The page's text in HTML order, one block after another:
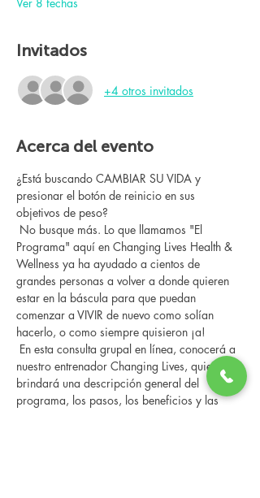
Invitados
+4 otros invitados
Acerca del evento
¿Está buscando CAMBIAR SU VIDA y
presionar el botón de reinicio en sus
objetivos de peso?
Programa" aquí en Changing Lives Health &
Wellness ya ha ayudado a cientos de
grandes personas a volver a donde quieren
estar en la báscula para que puedan
comenzar a VIVIR de nuevo como solían
hacerlo, o como siempre quisieron ¡a!
nuestro entrenador Changing Lives, quien le
brindará una descripción general del
programa, los pasos, los beneficios y las